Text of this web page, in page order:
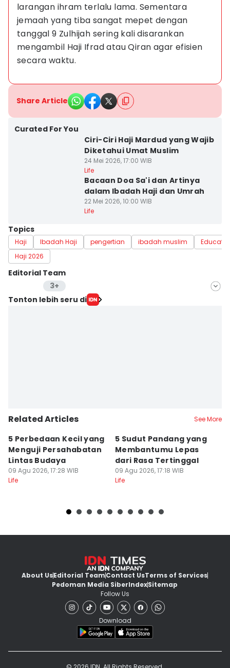
larangan ihram terlalu lama. Sementara
jemaah yang tiba sangat mepet dengan
tanggal 9 Zulhijah sering kali disarankan
mengambil Haji Ifrad atau Qiran agar efisien
secara waktu.
Share Article
Curated For You
Ciri-Ciri Haji Mardud yang Wajib
Diketahui Umat Muslim
24 Mei 2026, 17:00 WIB
Life
Bacaan Doa Sa'i dan Artinya
dalam Ibadah Haji dan Umrah
22 Mei 2026, 10:00 WIB
Life
Topics
Haji Ibadah Haji pengertian ibadah muslim
Educate
Haji 2026
Editorial Team
3+
Editor
Editor
Tonton lebih seru di
Related Articles See More
5 Perbedaan Kecil yang
Menguji Persahabatan
Lintas Budaya
09 Agu 2026, 17:28 WIB
Life
5 Sudut Pandang yang
Membantumu Lepas
dari Rasa Tertinggal
09 Agu 2026, 17:18 WIB
Life
About UsEditorial TeamContact UsTerms of Services
Pedoman Media SiberIndexSitemap
Follow Us
Download